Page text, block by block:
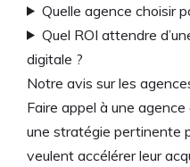
Quelle agence choisir
Quel ROI attendre
digitale ?
Notre avis sur les
Faire appel à une
une stratégie pertinente
veulent accélérer leur